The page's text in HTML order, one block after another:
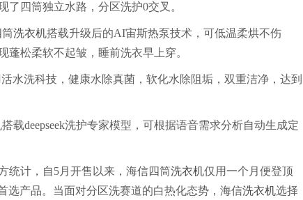
四筒独立水路，分区洗护0交叉。
筒洗衣机搭载升级后的AI宙斯热泵技术，可低温柔烘不伤
松柔软不起皱，睡前洗衣早上穿。
水洗科技，健康水除真菌，软化水除阻垢，双重洁净，达到
搭载deepseek洗护专家模型，可根据语音需求分析自动生成定
计，自5月开售以来，海信四筒洗衣机仅用一个月便登顶
选产品。当面对分区洗赛道的白热化态势，海信洗衣机选择